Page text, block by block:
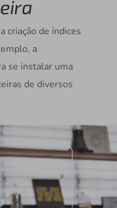
criação de índices
a
se instalar uma
de diversos